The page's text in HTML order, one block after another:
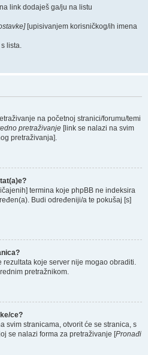
link dodaješ ga/ju na listu
[upisivanjem korisničkog/ih imena
lista.
na početnoj stranici/forumu/temi
pretraživanje [link se nalazi na svim
pretraživanja].
termina koje phpBB ne indeksira
Budi određeniji/a te pokušaj [s]
rezultata koje server nije mogao obraditi.
pretražnikom.
ce?
svim stranicama, otvorit će se stranica, s
se nalazi forma za pretraživanje [Pronađi